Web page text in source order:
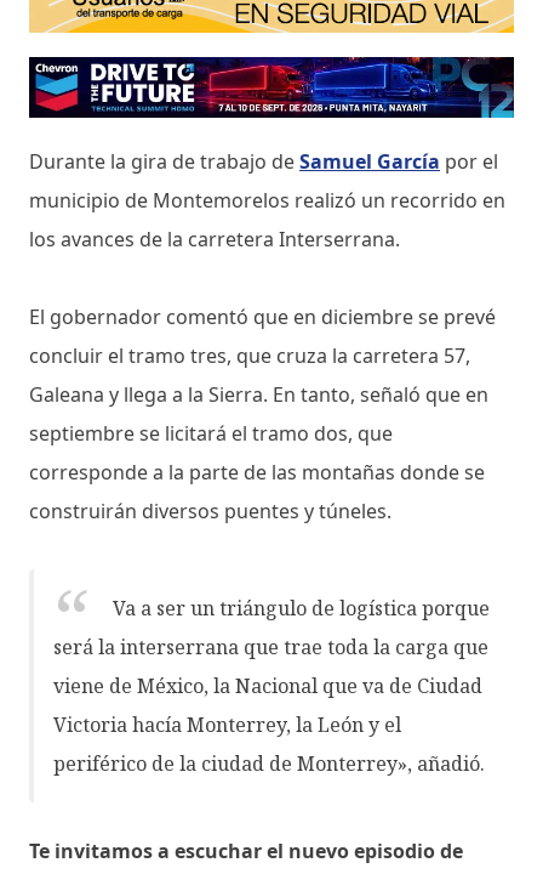
Durante la gira de trabajo deSamuel García por el
municipio de Montemorelos realizó un recorrido en
los avances de la carretera Interserrana.
El gobernador comentó que en diciembre se prevé
concluir el tramo tres, que cruza la carretera 57,
Galeana y llega a la Sierra. En tanto, señaló que en
septiembre se licitará el tramo dos, que
corresponde a la parte de las montañas donde se
construirán diversos puentes y túneles.
Va a ser un triángulo de logística porque
será la interserrana que trae toda la carga que
viene de México, la Nacional que va de Ciudad
Victoria hacía Monterrey, la León y el
periférico de la ciudad de Monterrey», añadió.
Te invitamos a escuchar el nuevo episodio de